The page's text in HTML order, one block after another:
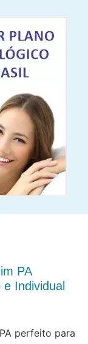
PA
e Individual
perfeito para